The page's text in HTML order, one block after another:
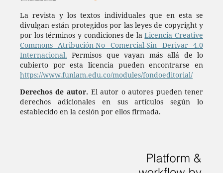
La revista y los textos individuales que en esta se
divulgan están protegidos por las leyes de copyright y
por los términos y condiciones de laLicencia Creative
Commons Atribución-No Comercial-Sin Derivar 4.0
Internacional. Permisos que vayan más allá de lo
cubierto por esta licencia pueden encontrarse en
https://www.funlam.edu.co/modules/fondoeditorial/
Derechos de autor. El autor o autores pueden tener
derechos adicionales en sus artículos según lo
establecido en la cesión por ellos firmada.